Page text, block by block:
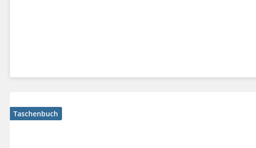
Taschenbuch